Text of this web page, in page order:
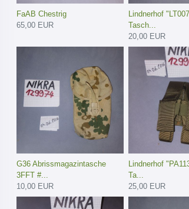
FaAB Chestrig
65,00 EUR
Lindnerhof
Tasch...
20,00 EUR
G36 Abrissmagazintasche
3FFT #...
10,00 EUR
Lindnerhof
Ta...
25,00 EUR